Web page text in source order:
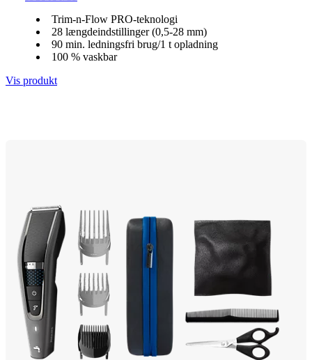
Trim-n-Flow PRO-teknologi
28 længdeindstillinger (0,5-28 mm)
90 min. ledningsfri brug/1 t opladning
100 % vaskbar
Vis produkt